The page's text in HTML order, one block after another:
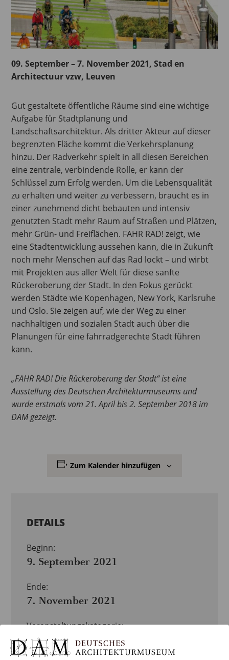
09. September – 7. November 2021, Stad en
Architectuur vzw, Leuven
Gut gestaltete öffentliche Räume sind eine wichtige
Aufgabe für Stadtplanung und
Landschaftsarchitektur. Als dritter Akteur auf dieser
begrenzten Fläche kommt die Verkehrsplanung
hinzu. Der Radverkehr spielt in all diesen Bereichen
eine zentrale, verbindende Rolle, er kann der
Schlüssel zum Erfolg werden. Um die Lebensqualität
zu erhalten und weiter zu verbessern, braucht es in
einer zunehmend dicht bebauten und intensiv
genutzten Stadt mehr Raum auf Straßen und Plätzen,
mehr Grün- und Freiflächen. FAHR RAD! zeigt, wie
eine Stadtentwicklung aussehen kann, die in Zukunft
noch mehr Menschen auf das Rad lockt – und wirbt
mit Projekten aus aller Welt für diese sanfte
Rückeroberung der Stadt. In den Fokus gerückt
werden Städte wie Kopenhagen, New York, Karlsruhe
und Oslo. Sie zeigen auf, wie der Weg zu einer
nachhaltigen und sozialen Stadt auch über die
Planungen für eine fahrradgerechte Stadt führen
kann.
„FAHR RAD! Die Rückeroberung der Stadt“ ist eine
Ausstellung des Deutschen Architekturmuseums und
wurde erstmals vom 21. April bis 2. September 2018 im
DAM gezeigt.
Zum Kalender hinzufügen
DETAILS
Beginn:
9. September 2021
Ende:
7. November 2021
Veranstaltungskategorie:
VERANSTALTUNG
Veranstaltung-Tags:ONTOUR